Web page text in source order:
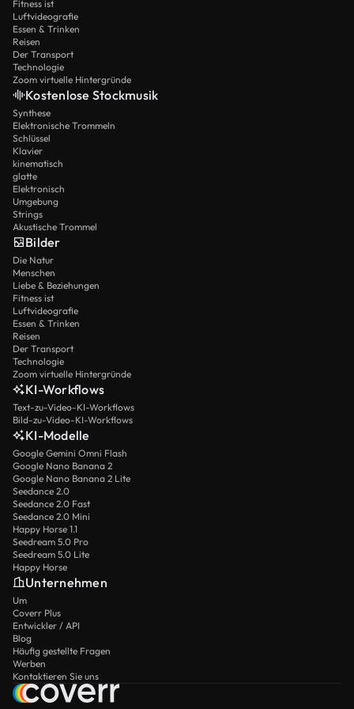
Fitness ist
Luftvideografie
Essen & Trinken
Reisen
Der Transport
Technologie
Zoom virtuelle Hintergründe
Kostenlose Stockmusik
Synthese
Elektronische Trommeln
Schlüssel
Klavier
kinematisch
glatte
Elektronisch
Umgebung
Strings
Akustische Trommel
Bilder
Die Natur
Menschen
Liebe & Beziehungen
Fitness ist
Luftvideografie
Essen & Trinken
Reisen
Der Transport
Technologie
Zoom virtuelle Hintergründe
KI-Workflows
Text-zu-Video-KI-Workflows
Bild-zu-Video-KI-Workflows
KI-Modelle
Google Gemini Omni Flash
Google Nano Banana 2
Google Nano Banana 2 Lite
Seedance 2.0
Seedance 2.0 Fast
Seedance 2.0 Mini
Happy Horse 1.1
Seedream 5.0 Pro
Seedream 5.0 Lite
Happy Horse
Unternehmen
Um
Coverr Plus
Entwickler / API
Blog
Häufig gestellte Fragen
Werben
Kontaktieren Sie uns